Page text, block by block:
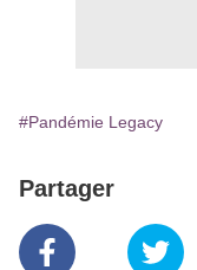
#Pandémie Legacy
Partager